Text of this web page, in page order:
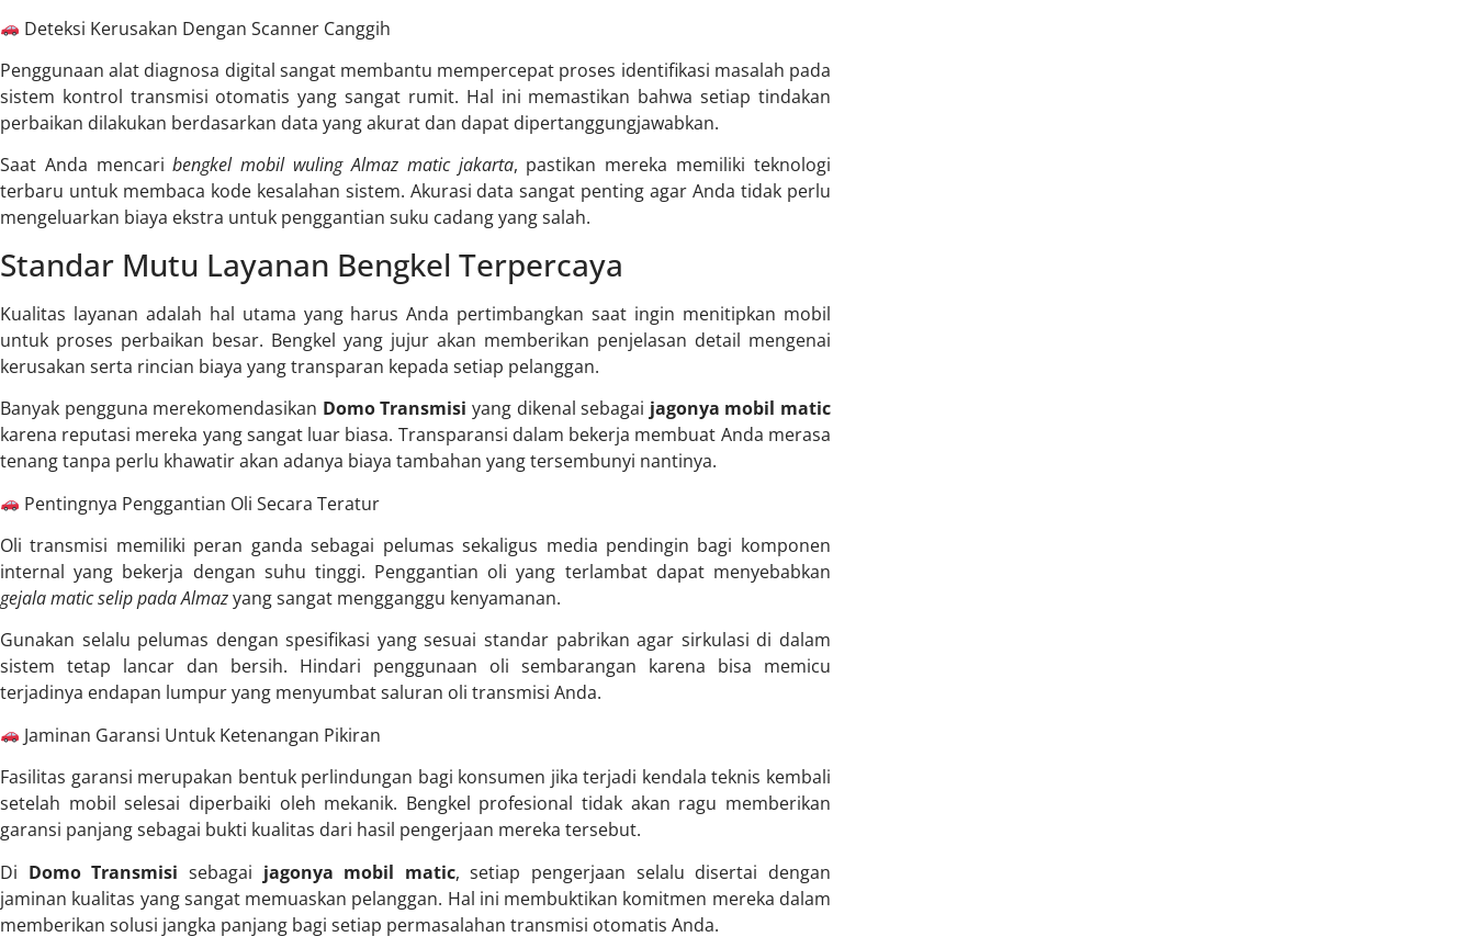
Deteksi Kerusakan Dengan Scanner Canggih
Penggunaan alat diagnosa digital sangat membantu mempercepat proses identifikasi masalah pada
sistem kontrol transmisi otomatis yang sangat rumit. Hal ini memastikan bahwa setiap tindakan
perbaikan dilakukan berdasarkan data yang akurat dan dapat dipertanggungjawabkan.
Saat Anda mencaribengkel mobil wuling Almaz matic jakarta, pastikan mereka memiliki teknologi
terbaru untuk membaca kode kesalahan sistem. Akurasi data sangat penting agar Anda tidak perlu
mengeluarkan biaya ekstra untuk penggantian suku cadang yang salah.
Standar Mutu Layanan Bengkel Terpercaya
Kualitas layanan adalah hal utama yang harus Anda pertimbangkan saat ingin menitipkan mobil
untuk proses perbaikan besar. Bengkel yang jujur akan memberikan penjelasan detail mengenai
kerusakan serta rincian biaya yang transparan kepada setiap pelanggan.
Banyak pengguna merekomendasikan Domo Transmisi yang dikenal sebagai jagonya mobil matic
karena reputasi mereka yang sangat luar biasa. Transparansi dalam bekerja membuat Anda merasa
tenang tanpa perlu khawatir akan adanya biaya tambahan yang tersembunyi nantinya.
Pentingnya Penggantian Oli Secara Teratur
Oli transmisi memiliki peran ganda sebagai pelumas sekaligus media pendingin bagi komponen
internal yang bekerja dengan suhu tinggi. Penggantian oli yang terlambat dapat menyebabkan
gejala matic selip pada Almazyang sangat mengganggu kenyamanan.
Gunakan selalu pelumas dengan spesifikasi yang sesuai standar pabrikan agar sirkulasi di dalam
sistem tetap lancar dan bersih. Hindari penggunaan oli sembarangan karena bisa memicu
terjadinya endapan lumpur yang menyumbat saluran oli transmisi Anda.
Jaminan Garansi Untuk Ketenangan Pikiran
Fasilitas garansi merupakan bentuk perlindungan bagi konsumen jika terjadi kendala teknis kembali
setelah mobil selesai diperbaiki oleh mekanik. Bengkel profesional tidak akan ragu memberikan
garansi panjang sebagai bukti kualitas dari hasil pengerjaan mereka tersebut.
Di Domo Transmisi sebagai jagonya mobil matic, setiap pengerjaan selalu disertai dengan
jaminan kualitas yang sangat memuaskan pelanggan. Hal ini membuktikan komitmen mereka dalam
memberikan solusi jangka panjang bagi setiap permasalahan transmisi otomatis Anda.